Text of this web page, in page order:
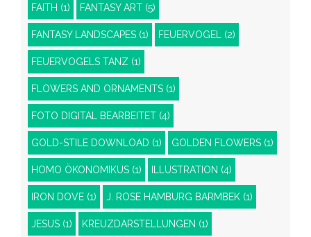
FAITH (1) FANTASY ART (5)
FANTASY LANDSCAPES (1) FEUERVOGEL (2)
FEUERVOGELS TANZ (1)
FLOWERS AND ORNAMENTS (1)
FOTO DIGITAL BEARBEITET (4)
GOLD-STILE DOWNLOAD (1) GOLDEN FLOWERS (1)
HOMO ÖKONOMIKUS (1) ILLUSTRATION (4)
IRON DOVE (1) J. ROSE HAMBURG BARMBEK (1)
JESUS (1) KREUZDARSTELLUNGEN (1)